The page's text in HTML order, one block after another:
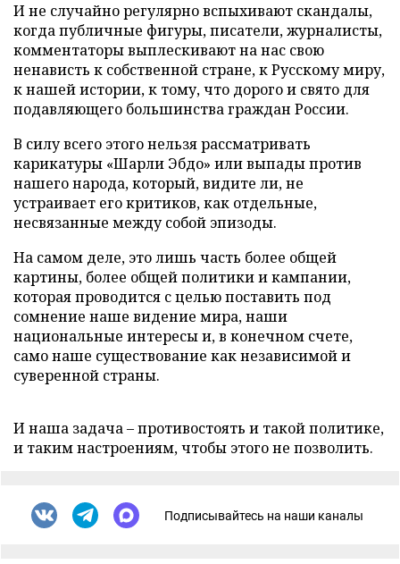
И не случайно регулярно вспыхивают скандалы,
когда публичные фигуры, писатели, журналисты,
комментаторы выплескивают на нас свою
ненависть к собственной стране, к Русскому миру,
к нашей истории, к тому, что дорого и свято для
подавляющего большинства граждан России.
В силу всего этого нельзя рассматривать
карикатуры «Шарли Эбдо» или выпады против
нашего народа, который, видите ли, не
устраивает его критиков, как отдельные,
несвязанные между собой эпизоды.
На самом деле, это лишь часть более общей
картины, более общей политики и кампании,
которая проводится с целью поставить под
сомнение наше видение мира, наши
национальные интересы и, в конечном счете,
само наше существование как независимой и
суверенной страны.
И наша задача – противостоять и такой политике,
и таким настроениям, чтобы этого не позволить.
Подписывайтесь на наши каналы